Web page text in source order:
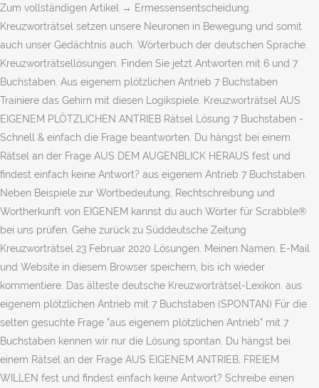
Zum vollständigen Artikel → Er­mes­sens­ent­schei­dung.
Kreuzworträtsel setzen unsere Neuronen in Bewegung und somit
auch unser Gedächtnis auch. Wörterbuch der deutschen Sprache.
Kreuzworträtsellösungen. Finden Sie jetzt Antworten mit 6 und 7
Buchstaben. Aus eigenem plötzlichen Antrieb 7 Buchstaben
Trainiere das Gehirn mit diesen Logikspiele. Kreuzworträtsel AUS
EIGENEM PLÖTZLICHEN ANTRIEB Rätsel Lösung 7 Buchstaben -
Schnell & einfach die Frage beantworten. Du hängst bei einem
Rätsel an der Frage AUS DEM AUGENBLICK HERAUS fest und
findest einfach keine Antwort? aus eigenem Antrieb 7 Buchstaben.
Neben Beispiele zur Wortbedeutung, Rechtschreibung und
Wortherkunft von EIGENEM kannst du auch Wörter für Scrabble®
bei uns prüfen. Gehe zurück zu Süddeutsche Zeitung
Kreuzworträtsel 23 Februar 2020 Lösungen. Meinen Namen, E-Mail
und Website in diesem Browser speichern, bis ich wieder
kommentiere. Das älteste deutsche Kreuzworträtsel-Lexikon. aus
eigenem plötzlichen Antrieb mit 7 Buchstaben (SPONTAN) Für die
selten gesuchte Frage "aus eigenem plötzlichen Antrieb" mit 7
Buchstaben kennen wir nur die Lösung spontan. Du hängst bei
einem Rätsel an der Frage AUS EIGENEM ANTRIEB, FREIEM
WILLEN fest und findest einfach keine Antwort? Schreibe einen